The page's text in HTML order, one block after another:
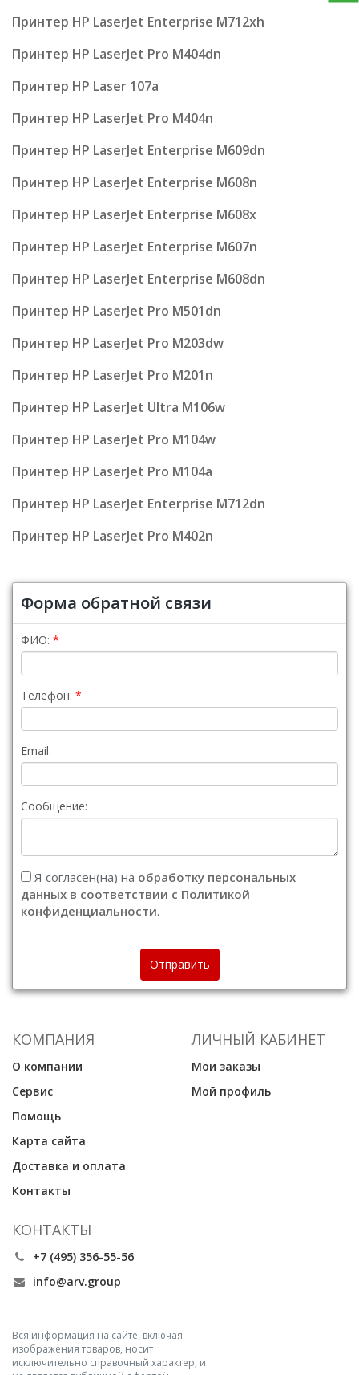
Принтер HP LaserJet Enterprise M712xh
Принтер HP LaserJet Pro M404dn
Принтер HP Laser 107a
Принтер HP LaserJet Pro M404n
Принтер HP LaserJet Enterprise M609dn
Принтер HP LaserJet Enterprise M608n
Принтер HP LaserJet Enterprise M608x
Принтер HP LaserJet Enterprise M607n
Принтер HP LaserJet Enterprise M608dn
Принтер HP LaserJet Pro M501dn
Принтер HP LaserJet Pro M203dw
Принтер HP LaserJet Pro M201n
Принтер HP LaserJet Ultra M106w
Принтер HP LaserJet Pro M104w
Принтер HP LaserJet Pro M104a
Принтер HP LaserJet Enterprise M712dn
Принтер HP LaserJet Pro M402n
Форма обратной связи
ФИО:
Телефон:
Email:
Сообщение:
Я согласен(на) на обработку персональных
данных в соответствии с Политикой
конфиденциальности.
Отправить
КОМПАНИЯ
О компании
Сервис
Помощь
Карта сайта
Доставка и оплата
Контакты
ЛИЧНЫЙ КАБИНЕТ
Мои заказы
Мой профиль
КОНТАКТЫ
+7 (495) 356-55-56
info@arv.group
Вся информация на сайте, включая
изображения товаров, носит
исключительно справочный характер, и